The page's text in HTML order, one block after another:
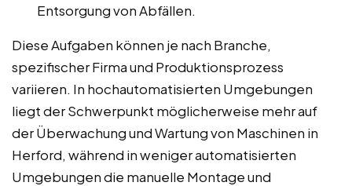
Entsorgung von Abfällen.
Diese Aufgaben können je nach Branche,
spezifischer Firma und Produktionsprozess
variieren. In hochautomatisierten Umgebungen
liegt der Schwerpunkt möglicherweise mehr auf
der Überwachung und Wartung von Maschinen in
Herford, während in weniger automatisierten
Umgebungen die manuelle Montage und